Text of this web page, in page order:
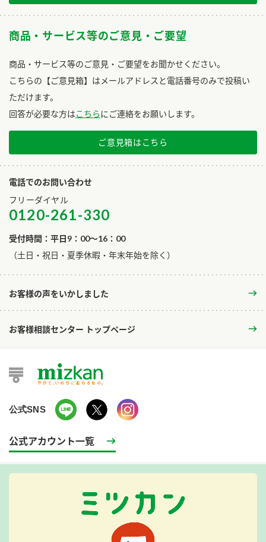
商品・サービス等のご意見・ご要望
商品・サービス等のご意見・ご要望をお聞かせください。
こちらの【ご意見箱】はメールアドレスと電話番号のみで投稿い
ただけます。
回答が必要な方はこちらにご連絡をお願いします。
ご意見箱はこちら
電話でのお問い合わせ
フリーダイヤル
0120-261-330
受付時間：平日9：00～16：00
​（土日・祝日・夏季休暇・年末年始を除く）
お客様の声をいかしました
お客様相談センター トップページ
公式SNS
公式アカウント一覧